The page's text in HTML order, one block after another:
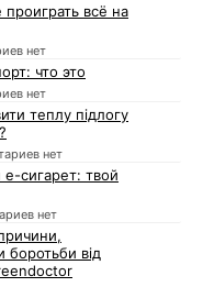
всё на
нет
что это
нет
теплу підлогу
нет
сигарет: твой
нет
боротьби від